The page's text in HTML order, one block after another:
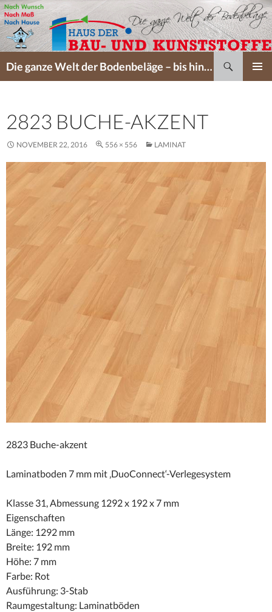
Die ganze Welt der Bodenbeläge – bis hin zum perfekten Service…
SPRINGE
2823 BUCHE-AKZENT
NOVEMBER 22, 2016 556 × 556 LAMINAT
2823 Buche-akzent
Laminatboden 7 mm mit ‚DuoConnect‘-Verlegesystem
Klasse 31, Abmessung 1292 x 192 x 7 mm
Eigenschaften
Länge: 1292 mm
Breite: 192 mm
Höhe: 7 mm
Farbe: Rot
Ausführung: 3-Stab
Raumgestaltung: Laminatböden